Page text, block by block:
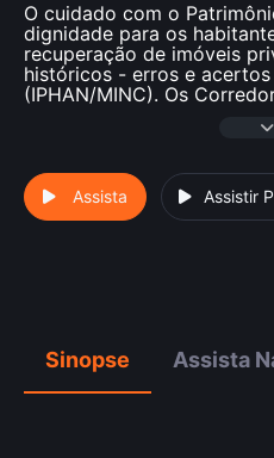
O cuidado com o
dignidade para os
recuperação de imóveis
históricos - erros e
(IPHAN/MINC). Os
Assista Assistir
Sinopse Assista